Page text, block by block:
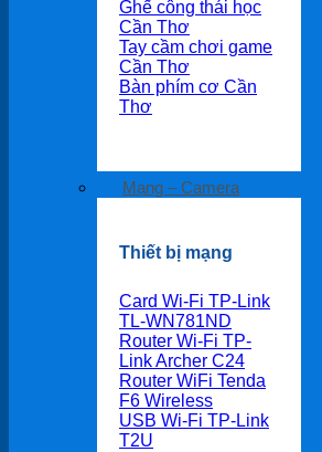
Ghế công thái học
Cần Thơ
Tay cầm chơi game
Cần Thơ
Bàn phím cơ Cần
Thơ
Mạng – Camera
Thiết bị mạng
Card Wi-Fi TP-Link
TL-WN781ND
Router Wi-Fi TP-
Link Archer C24
Router WiFi Tenda
F6 Wireless
USB Wi-Fi TP-Link
T2U